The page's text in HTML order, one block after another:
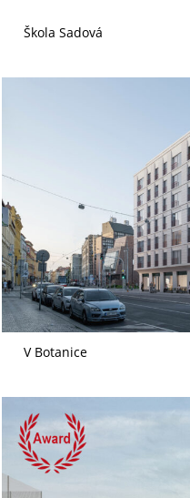
Škola Sadová
V Botanice